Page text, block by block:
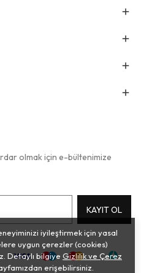
iyileştirmek için yasal
uygun çerezler (cookies)
Detaylı bilgiye Gizlilik ve Çerez
erişebilirsiniz.
olmak için e-bültenimize
KAYIT OL